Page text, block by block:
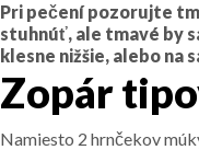
Pri pečení pozorujte
stuhnúť, ale tmavé by
klesne nižšie, alebo na
Zopár
Namiesto 2 hrnčekov